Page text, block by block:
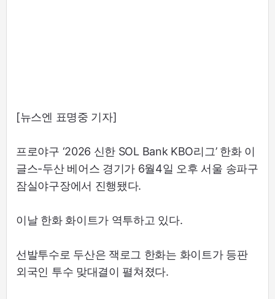
[뉴스엔 표명중 기자]
프로야구 ‘2026 신한 SOL Bank KBO리그’ 한화 이
글스-두산 베어스 경기가 6월4일 오후 서울 송파구
잠실야구장에서 진행됐다.
이날 한화 화이트가 역투하고 있다.
선발투수로 두산은 잭로그 한화는 화이트가 등판
외국인 투수 맞대결이 펼쳐졌다.